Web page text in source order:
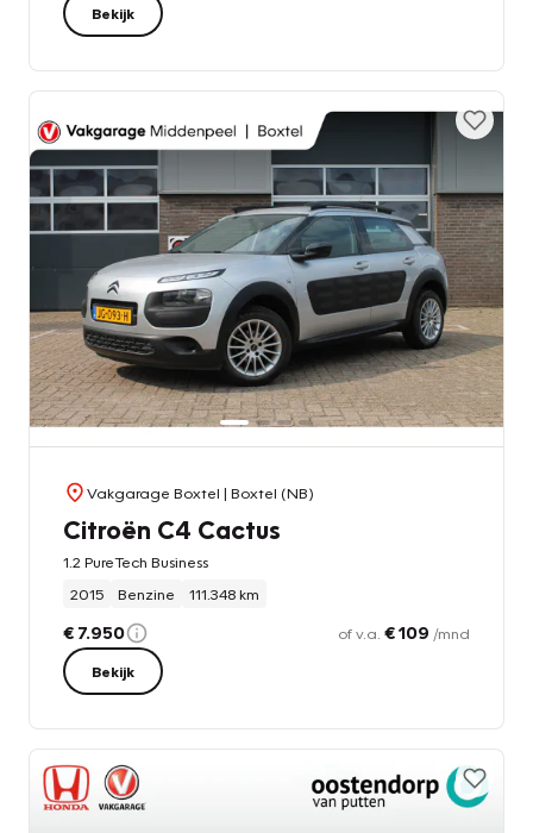
Bekijk
Vakgarage Boxtel | Boxtel (NB)
Citroën C4 Cactus
1.2 PureTech Business
2015
Benzine 111.348 km
€ 7.950 of v.a. € 109 /mnd
Bekijk